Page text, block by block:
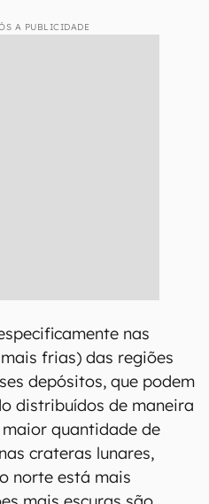
A PUBLICIDADE
nas
frias) das regiões
depósitos, que podem
distribuídos de maneira
quantidade de
crateras lunares,
norte está mais